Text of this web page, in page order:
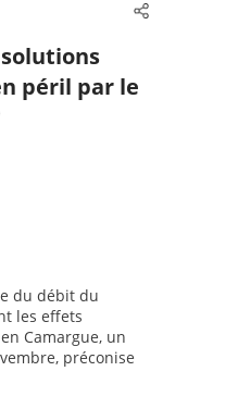
péril par le
du débit du
les effets
Camargue, un
préconise